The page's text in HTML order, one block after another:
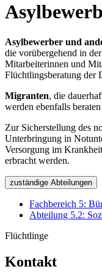
Asylbewerber und
die vorübergehend in
Mitarbeiterinnen und
Flüchtlingsberatung der
Migranten, die
werden ebenfalls
Zur Sicherstellung des
Unterbringung in
Versorgung im
erbracht werden.
zuständige Abteilungen
Fachbereich 5:
Abteilung 5.2:
Flüchtlinge
Kontakt